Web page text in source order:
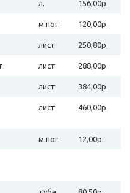
л. 156,00р.
м.пог. 120,00р.
лист 250,80р.
лист 288,00р.
лист 384,00р.
лист 460,00р.
м.пог. 12,00р.